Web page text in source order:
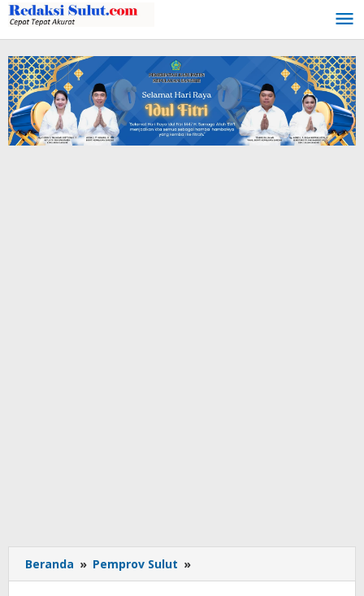
Lewati
ke
konten
Beranda » Pemprov Sulut »
Siapkan